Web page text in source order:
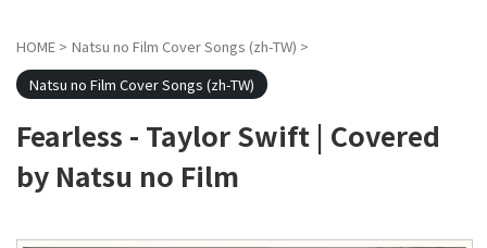
HOME > Natsu no Film Cover Songs (zh-TW) >
Natsu no Film Cover Songs (zh-TW)
Fearless - Taylor Swift | Covered
by Natsu no Film